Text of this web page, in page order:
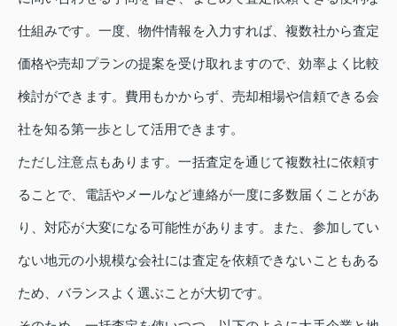
仕組みです。一度、物件情報を入力すれば、複数社から査定
価格や売却プランの提案を受け取れますので、効率よく比較
検討ができます。費用もかからず、売却相場や信頼できる会
社を知る第一歩として活用できます。
ただし注意点もあります。一括査定を通じて複数社に依頼す
ることで、電話やメールなど連絡が一度に多数届くことがあ
り、対応が大変になる可能性があります。また、参加してい
ない地元の小規模な会社には査定を依頼できないこともある
ため、バランスよく選ぶことが大切です。